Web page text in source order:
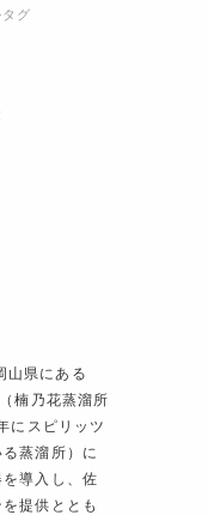
グ
山県にある
楠乃花蒸溜所
にスピリッツ
蒸溜所）に
導入し、佐
提供ととも